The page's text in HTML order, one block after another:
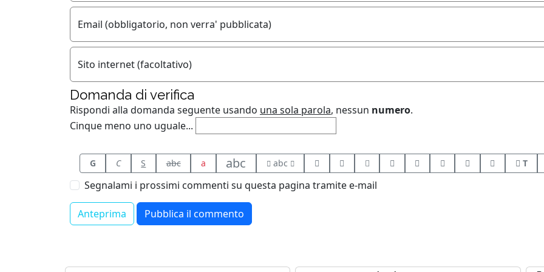
Email (obbligatorio, non verra' pubblicata)
Sito internet (facoltativo)
Domanda di verifica
Rispondi alla domanda seguente usando una sola parola, nessun numero.
Cinque meno uno uguale...
G C S abc a abc abc T
Segnalami i prossimi commenti su questa pagina tramite e-mail